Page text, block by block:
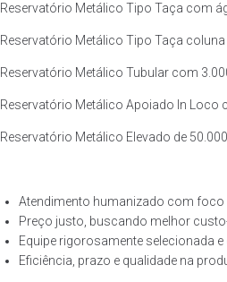
Reservatório Metálico Tipo Taça com
Reservatório Metálico Tipo Taça
Reservatório Metálico Tubular com
Reservatório Metálico Apoiado In Loco
Reservatório Metálico Elevado de
Atendimento humanizado com foco
Preço justo, buscando melhor
Equipe rigorosamente selecionada e
Eficiência, prazo e qualidade na